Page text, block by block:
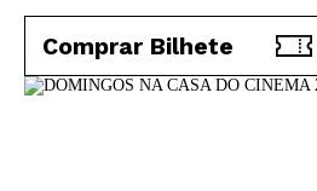
Comprar Bilhete